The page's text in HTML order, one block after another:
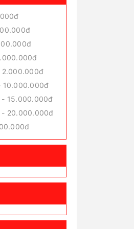
2.000.000đ
10.000.000đ
15.000.000đ
20.000.000đ